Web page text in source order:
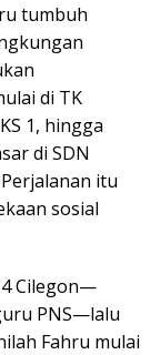
tumbuh
di TK
1, hingga
di SDN
itu
sosial
4 Cilegon—
PNS—lalu
Fahru mulai